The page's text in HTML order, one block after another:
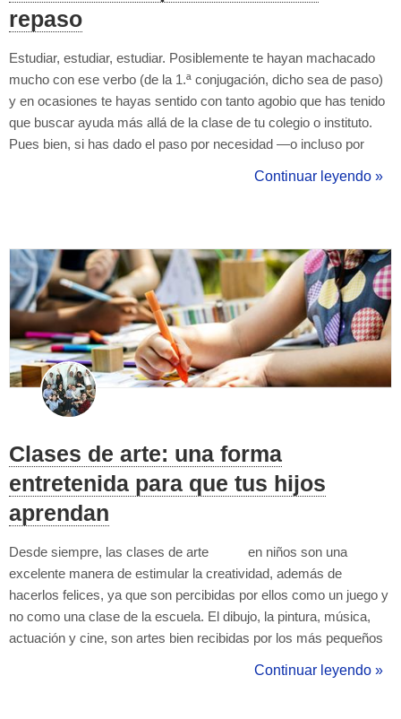
repaso
Estudiar, estudiar, estudiar. Posiblemente te hayan machacado
mucho con ese verbo (de la 1.ª conjugación, dicho sea de paso)
y en ocasiones te hayas sentido con tanto agobio que has tenido
que buscar ayuda más allá de la clase de tu colegio o instituto.
Pues bien, si has dado el paso por necesidad —o incluso por
varios beneficios de las clases de repaso. Estos son cuatro de
Continuar leyendo »
Clases de arte: una forma
entretenida para que tus hijos
aprendan
Desde siempre, las clases de arte en niños son una
excelente manera de estimular la creatividad, además de
hacerlos felices, ya que son percibidas por ellos como un juego y
no como una clase de la escuela. El dibujo, la pintura, música,
actuación y cine, son artes bien recibidas por los más pequeños
Continuar leyendo »